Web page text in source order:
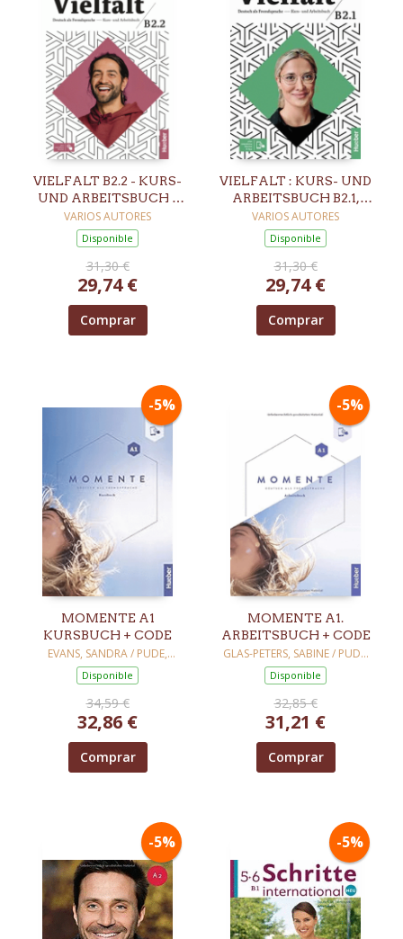
VIELFALT B2.2 - KURS-
UND ARBEITSBUCH -
LEKTION 13-24 PLUS
INTERAKTIVE
VERSION
VARIOS AUTORES
Disponible
31,30 €
29,74 €
Comprar
VIELFALT : KURS- UND
ARBEITSBUCH B2.1,
LEKTION 1-12 PLUS
INTERAKTIVE
VERSION
VARIOS AUTORES
Disponible
31,30 €
29,74 €
Comprar
-5%
MOMENTE A1
KURSBUCH + CODE
EVANS, SANDRA / PUDE,
ANGELA / SPECHT, FRANZ
Disponible
34,59 €
32,86 €
Comprar
-5%
MOMENTE A1.
ARBEITSBUCH + CODE
GLAS-PETERS, SABINE / PUDE,
ANGELA / REIMANN, MONIKA
Disponible
32,85 €
31,21 €
Comprar
-5% -5%